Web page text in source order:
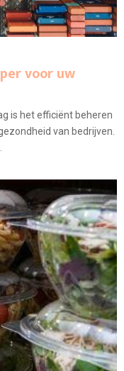
voor uw
is het efficiënt beheren
van bedrijven.